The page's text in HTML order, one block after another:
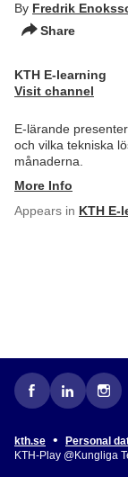
By Fredrik
Share
KTH E-learning
Visit channel
E-lärande
och vilka tekniska
månaderna.
More Info
Appears in KTH E-
kth.se • Personal
KTH-Play @Kungliga